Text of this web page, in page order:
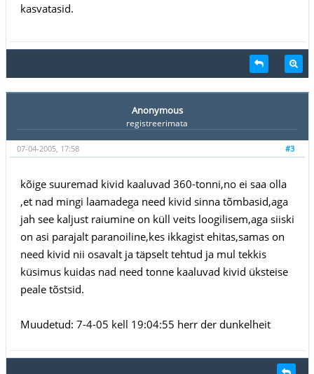
kasvatasid.
Anonymous
registreerimata
#3
07-04-2005, 17:58
kõige suuremad kivid kaaluvad 360-tonni,no ei saa olla
,et nad mingi laamadega need kivid sinna tõmbasid,aga
jah see kaljust raiumine on küll veits loogilisem,aga siiski
on asi parajalt paranoiline,kes ikkagist ehitas,samas on
need kivid nii osavalt ja täpselt tehtud ja mul tekkis
küsimus kuidas nad need tonne kaaluvad kivid üksteise
peale tõstsid.
Muudetud: 7-4-05 kell 19:04:55 herr der dunkelheit